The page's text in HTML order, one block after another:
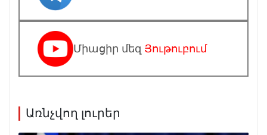
Միացիր մեզ Յութուբում
Առնչվող լուրեր